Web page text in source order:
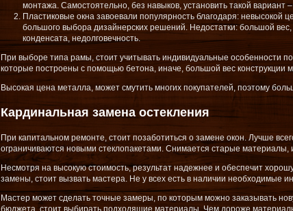
монтажа. Самостоятельно, без навыков, установить такой вариант
Пластиковые окна завоевали популярность благодаря: невысокой
большого выбора дизайнерских решений. Недостатки: большой
конденсата, недолговечность.
При выборе типа рамы, стоит учитывать индивидуальные особенности
которые построены с помощью бетона, иначе, большой вес конструкции
Высокая цена металла, может смутить многих покупателей, поэтому
Кардинальная замена остекления
При капитальном ремонте, стоит позаботиться о замене окон. Лучше
ограничиваются новыми стеклопакетами. Снимается старые
Несмотря на высокую стоимость, результат надежнее и обеспечит
замены, стоит вызвать мастера. Не у всех есть в наличии необходимые
Мастер может сделать точные замеры, по которым можно заказывать
бюджета, стоит выбирать подходящие материалы. Чем дороже